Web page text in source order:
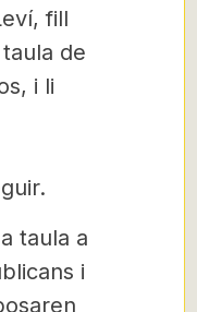
fill
taula de
i li
taula a
i